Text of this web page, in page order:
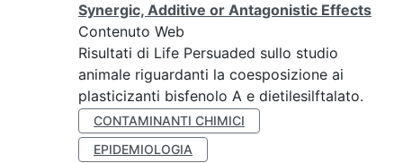
Synergic, Additive or Antagonistic Effects
Contenuto Web
Risultati di Life Persuaded sullo studio
animale riguardanti la coesposizione ai
plasticizanti bisfenolo A e dietilesilftalato.
CONTAMINANTI CHIMICI
EPIDEMIOLOGIA